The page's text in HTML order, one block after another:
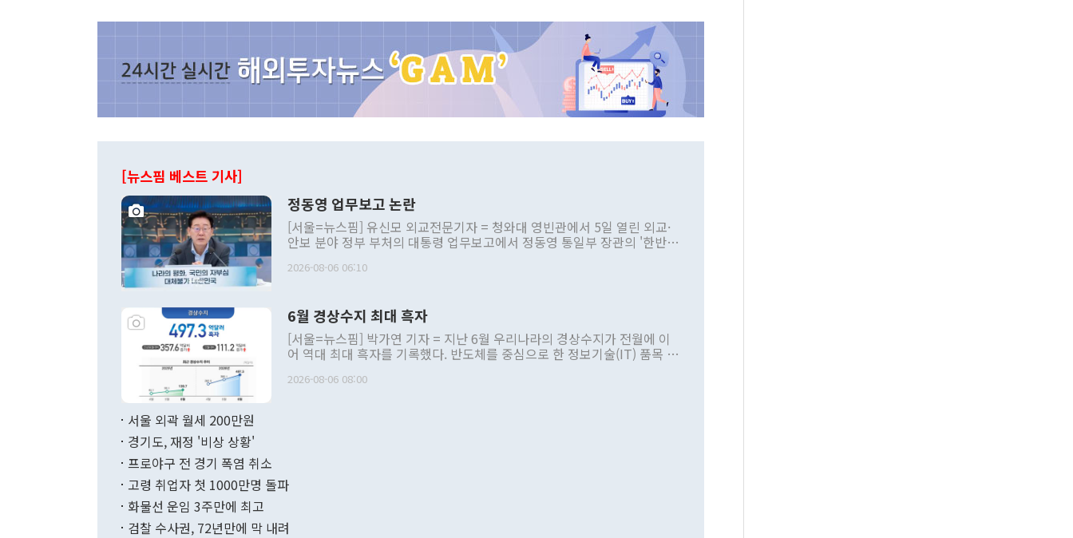
[뉴스핌 베스트 기사]
정동영 업무보고 논란
[서울=뉴스핌] 유신모 외교전문기자 = 청와대 영빈관에서 5일 열린 외교·
안보 분야 정부 부처의 대통령 업무보고에서 정동영 통일부 장관의 '한반도
발언 중에는 정부 내 조율을 거치지 않은 사안을 정책으로 추진하겠다고 공
주의적 희망에 근거한 비현실적 구상'이라는 비판을 내놨다. 그동안 정 장
관의 대북 정책 관련 발언이 물의를 빚은 적은 여러 번 있지만 대통령과 유
관 부처 장관이 공개적으로 부정적 입장을 표명한 것은 이례적이다. 정 장
관의 무리한 대북 접근법과 월권을 제어해야 한다는 목소리도 높아지고 있
다. [정동영 통일부 장관이 지난달 23일 오후 서울 종로구 정부서울청사에
무너졌다고도 했다. 또 "현 시점에서 흘러간 선(先)비핵화만 되뇌는 것은
함께 4자 대화의 동력을 확보하기 위해 최선을 다할 것"이라고 말했다. 하
2026-08-06 06:10
6월 경상수지 최대 흑자
[서울=뉴스핌] 박가연 기자 = 지난 6월 우리나라의 경상수지가 전월에 이
어 역대 최대 흑자를 기록했다. 반도체를 중심으로 한 정보기술(IT) 품목 수
료=한국은행] 한국은행이 6일 발표한 '2026년 6월 국제수지(잠정)'에 따르
며 월간 기준 처음으로 1000억달러를 넘어섰다. 상품수입은 644억8000만
196.9% 급증했고 컴퓨터·주변기기(SSD)는 282.7% 증가했다. IT 품목
2026-08-06 08:00
서울 외곽 월세 200만원
경기도, 재정 '비상 상황'
프로야구 전 경기 폭염 취소
고령 취업자 첫 1000만명 돌파
화물선 운임 3주만에 최고
검찰 수사권, 72년만에 막 내려